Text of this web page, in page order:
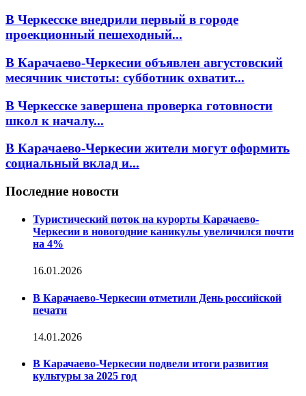
В Черкесске внедрили первый в городе
проекционный пешеходный...
В Карачаево-Черкесии объявлен августовский
месячник чистоты: субботник охватит...
В Черкесске завершена проверка готовности
школ к началу...
В Карачаево-Черкесии жители могут оформить
социальный вклад и...
Последние новости
Туристический поток на курорты Карачаево-
Черкесии в новогодние каникулы увеличился почти
на 4%
16.01.2026
В Карачаево-Черкесии отметили День российской
печати
14.01.2026
В Карачаево-Черкесии подвели итоги развития
культуры за 2025 год